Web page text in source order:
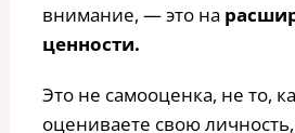
внимание, — это на
ценности.
Это не самооценка, не то,
оцениваете свою